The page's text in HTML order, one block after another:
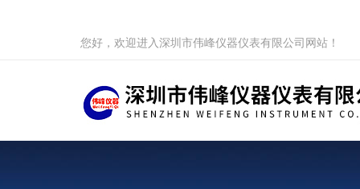
您好，欢迎进入深圳市伟峰仪器仪表有限公司网站！